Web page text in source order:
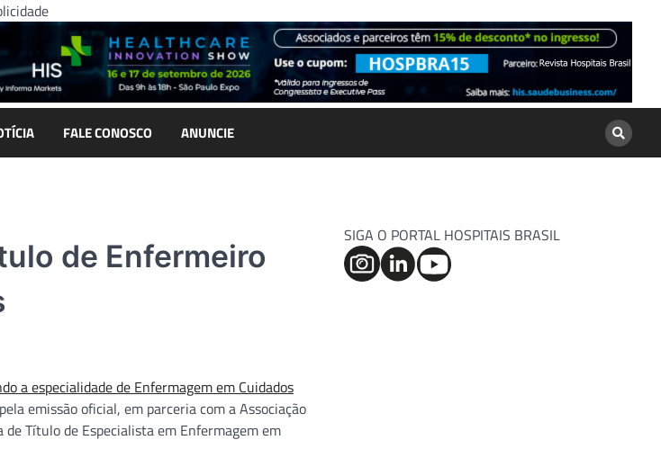
FALE CONOSCO ANUNCIE
de Enfermeiro
a especialidade de Enfermagem em Cuidados
emissão oficial, em parceria com a Associação
Título de Especialista em Enfermagem em
SIGA O PORTAL HOSPITAIS BRASIL